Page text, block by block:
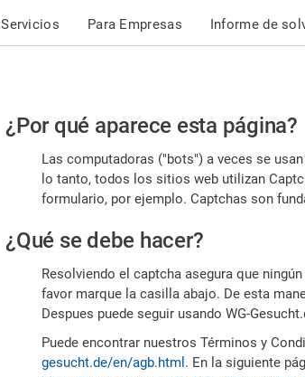
Para Empresas Informe de
Por
favor,
confirme
es
humano
¿Por qué aparece esta página?
Las computadoras ("bots") a veces se
lo tanto, todos los sitios web utilizan
formulario, por ejemplo. Captchas son
¿Qué se debe hacer?
Resolviendo el captcha asegura que
favor marque la casilla abajo. De esta
Despues puede seguir usando WG-
Puede encontrar nuestros Términos y
gesucht.de/en/agb.html . En la siguiente